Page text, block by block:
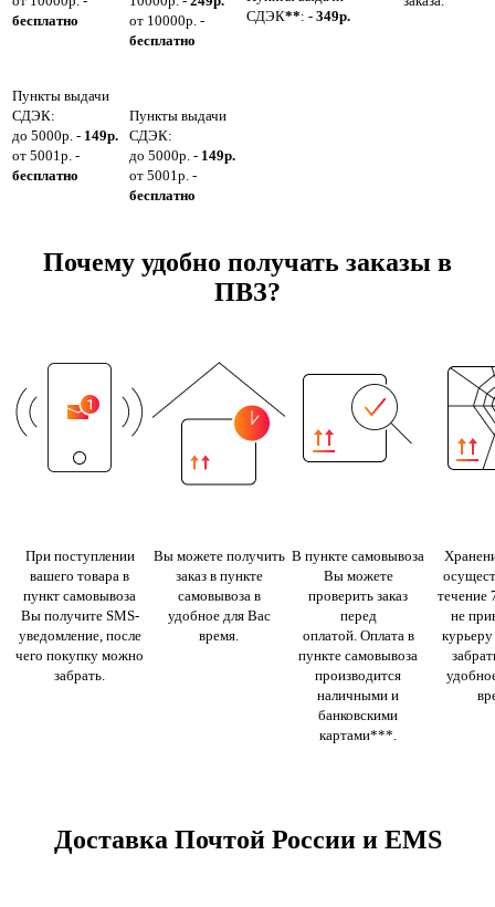
бесплатно
Пункты выдачи
СДЭК:
до 5000р. - 149р.
от 5001р. -
бесплатно
от 10000р. -
бесплатно
Пункты выдачи
СДЭК:
до 5000р. - 149р.
от 5001р. -
бесплатно
СДЭК**: - 349р.
Почему удобно получать заказы в
ПВЗ?
При поступлении
вашего товара в
пункт самовывоза
Вы получите SMS-
уведомление, после
чего покупку можно
забрать.
Вы можете получить
заказ в пункте
самовывоза в
удобное для Вас
время.
В пункте самовывоза
Вы можете
проверить заказ
перед
оплатой. Оплата в
пункте самовывоза
производится
наличными и
банковскими
картами***.
течение
не
Доставка Почтой России и EMS